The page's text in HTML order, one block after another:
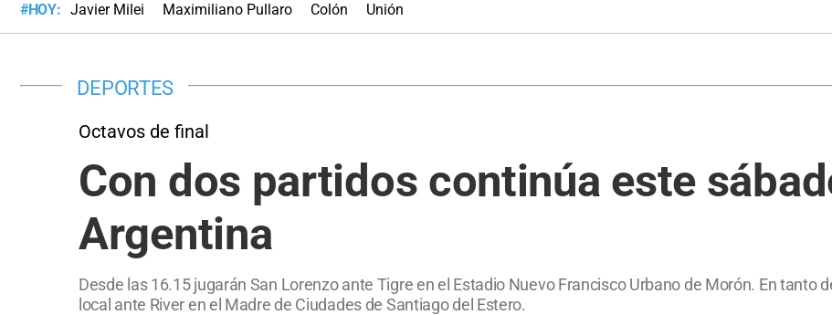
#HOY: Javier Milei Maximiliano Pullaro Colón Unión
DEPORTES
Octavos de final
Con dos partidos continúa este
Argentina
Desde las 16.15 jugarán San Lorenzo ante Tigre en el Estadio Nuevo Francisco Urbano de Morón. En tanto
local ante River en el Madre de Ciudades de Santiago del Estero.